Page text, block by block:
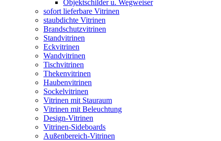
Objektschilder u. Wegweiser
sofort lieferbare Vitrinen
staubdichte Vitrinen
Brandschutzvitrinen
Standvitrinen
Eckvitrinen
Wandvitrinen
Tischvitrinen
Thekenvitrinen
Haubenvitrinen
Sockelvitrinen
Vitrinen mit Stauraum
Vitrinen mit Beleuchtung
Design-Vitrinen
Vitrinen-Sideboards
Außenbereich-Vitrinen